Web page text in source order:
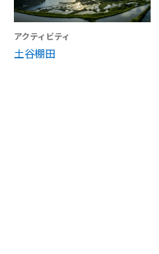
アクティビティ
土谷棚田